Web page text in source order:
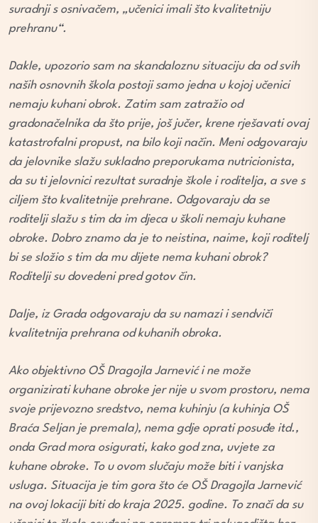
suradnji s osnivačem, „učenici imali što kvalitetniju
prehranu“.
Dakle, upozorio sam na skandaloznu situaciju da od svih
naših osnovnih škola postoji samo jedna u kojoj učenici
nemaju kuhani obrok. Zatim sam zatražio od
gradonačelnika da što prije, još jučer, krene rješavati ovaj
katastrofalni propust, na bilo koji način. Meni odgovaraju
da jelovnike slažu sukladno preporukama nutricionista,
da su ti jelovnici rezultat suradnje škole i roditelja, a sve s
ciljem što kvalitetnije prehrane. Odgovaraju da se
roditelji slažu s tim da im djeca u školi nemaju kuhane
obroke. Dobro znamo da je to neistina, naime, koji roditelj
bi se složio s tim da mu dijete nema kuhani obrok?
Roditelji su dovedeni pred gotov čin.
Dalje, iz Grada odgovaraju da su namazi i sendviči
kvalitetnija prehrana od kuhanih obroka.
Ako objektivno OŠ Dragojla Jarnević i ne može
organizirati kuhane obroke jer nije u svom prostoru, nema
svoje prijevozno sredstvo, nema kuhinju (a kuhinja OŠ
Braća Seljan je premala), nema gdje oprati posuđe itd.,
onda Grad mora osigurati, kako god zna, uvjete za
kuhane obroke. To u ovom slučaju može biti i vanjska
usluga. Situacija je tim gora što će OŠ Dragojla Jarnević
na ovoj lokaciji biti do kraja 2025. godine. To znači da su